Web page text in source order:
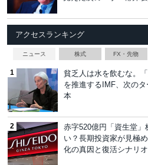
アクセスランキング
ニュース 株式 FX・先物
貧乏人は水を飲むな。「
を推進するIMF、次のタ
本
赤字520億円「資生堂」
い？長期投資家が見極
化の真因と復活シナリ